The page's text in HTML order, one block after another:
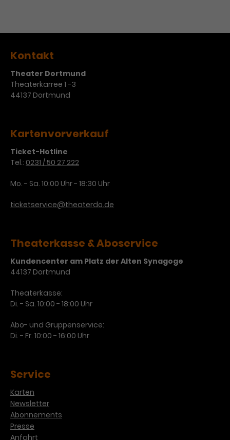
Kontakt
Theater Dortmund
Theaterkarree 1 -3
44137 Dortmund
Kartenvorverkauf
Ticket-Hotline
Tel.: 0231 / 50 27 222
Mo. - Sa. 10:00 Uhr - 18:30 Uhr
ticketservice@theaterdo.de
Theaterkasse & Aboservice
Kundencenter am Platz der Alten Synagoge
44137 Dortmund
Theaterkasse:
Di. - Sa. 10:00 - 18:00 Uhr
Abo- und Gruppenservice:
Di. - Fr. 10:00 - 16:00 Uhr
Service
Karten
Newsletter
Abonnements
Presse
Anfahrt